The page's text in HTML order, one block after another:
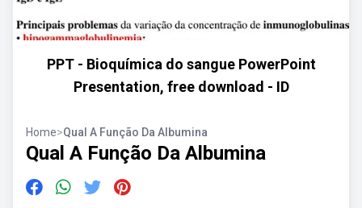
PPT - Bioquímica do sangue PowerPoint
Presentation, free download - ID
Home>Qual A Função Da Albumina
Qual A Função Da Albumina